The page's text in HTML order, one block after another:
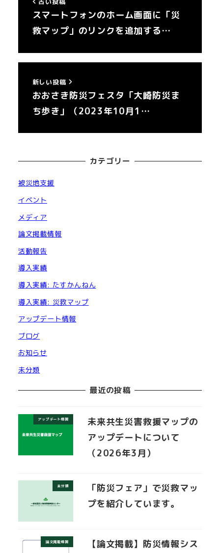
スマートフォンのホーム画面に「災
救マップ」のリンクを追加する…
新しい投稿
おおさき防災フェスタ「大崎防災ま
ち歩き」（2023年10月1…
カテゴリー
被災地支援
イベント
メディア
論文掲載情報
活動報告
導入実績
導入実績: たすかんねん
導入実績: 災救マップ
アップデート情報
ブログ
お知らせ
未分類
最近の投稿
アップデート情報
未来共生災害救援マップの
アップデートについて
（2026年3月）
未分類
「防災フェア」で災救マッ
プを紹介しています。
論文掲載情報
【論文掲載】防災情報シス